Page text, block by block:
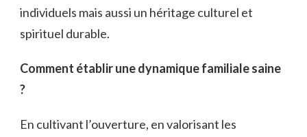
individuels mais aussi un héritage culturel et
spirituel durable.
Comment établir une dynamique familiale saine
?
En cultivant l’ouverture, en valorisant les